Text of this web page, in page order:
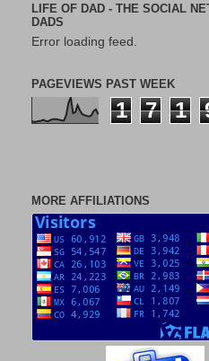
LIFE OF DAD - THE SOCIAL
DADS
Error loading feed.
PAGEVIEWS PAST WEEK
1 7 1
MORE AFFILIATIONS